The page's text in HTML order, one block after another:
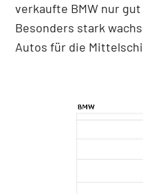
verkaufte BMW nur
Besonders stark
Autos für die